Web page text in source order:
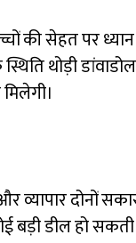
की सेहत पर
थोड़ी
व्यापार दोनों
बड़ी डील हो